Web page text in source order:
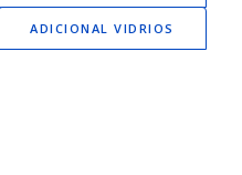
ADICIONAL VIDRIOS